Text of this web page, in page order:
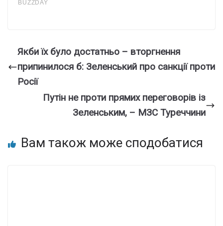
Якби їх було достатньо – вторгнення
припинилося б: Зеленський про санкції проти
Росії
Путін не проти прямих переговорів із
Зеленським, – МЗС Туреччини
Вам також може сподобатися